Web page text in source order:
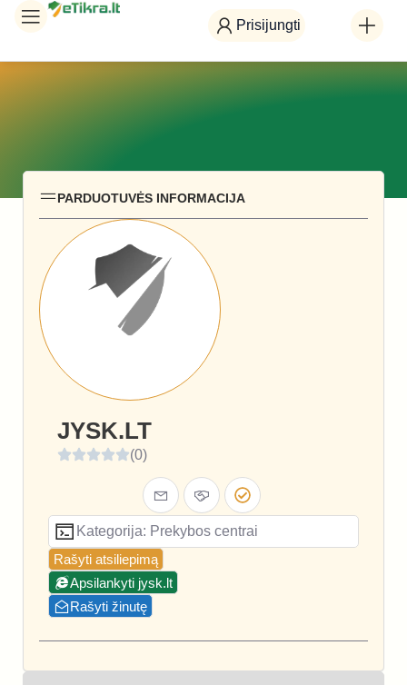
Prisijungti
PARDUOTUVĖS INFORMACIJA
JYSK.LT
(0)
Kategorija: Prekybos centrai
Rašyti atsiliepimą
Apsilankyti jysk.lt
Rašyti žinutę